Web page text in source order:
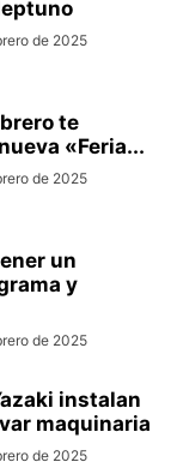
de 2025
te
«Feria...
de 2025
un
y
de 2025
instalan
maquinaria
de 2025